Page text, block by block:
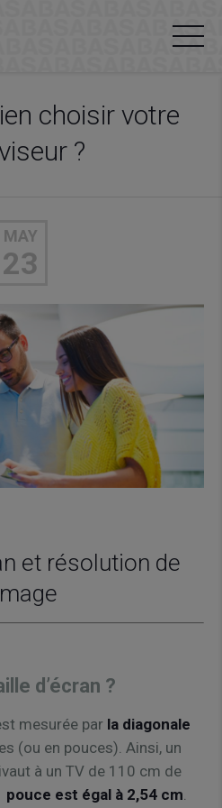
choisir votre
?
MAY
23
et résolution de
d’écran ?
mesurée par la diagonale
(ou en pouces). Ainsi, un
à un TV de 110 cm de
pouce est égal à 2,54 cm